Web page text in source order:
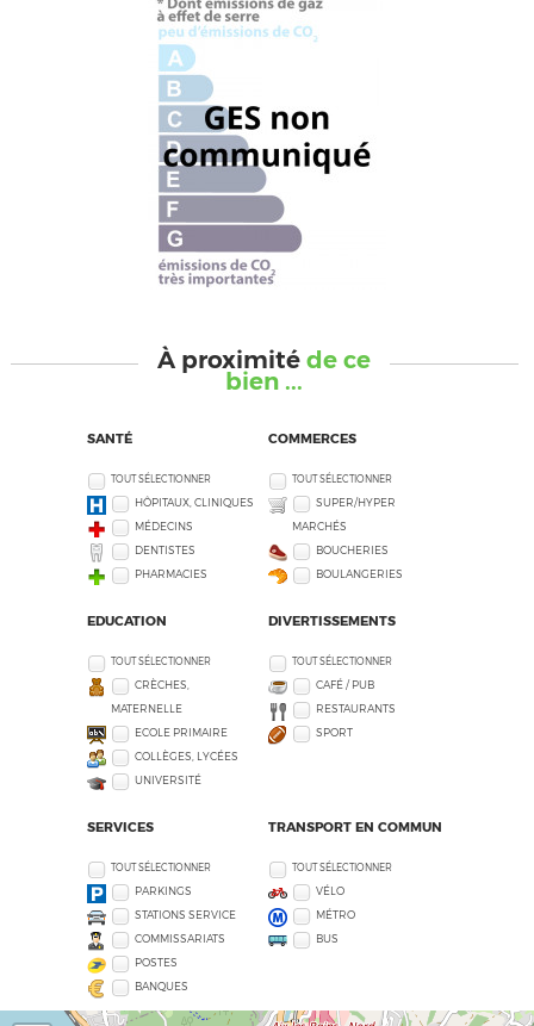
À proximitéde ce
bien ...
SANTÉ
TOUT SÉLECTIONNER
HÔPITAUX, CLINIQUES
MÉDECINS
DENTISTES
PHARMACIES
COMMERCES
TOUT SÉLECTIONNER
SUPER/HYPER
MARCHÉS
BOUCHERIES
BOULANGERIES
EDUCATION
TOUT SÉLECTIONNER
CRÈCHES,
MATERNELLE
ECOLE PRIMAIRE
COLLÈGES, LYCÉES
UNIVERSITÉ
DIVERTISSEMENTS
TOUT SÉLECTIONNER
CAFÉ / PUB
RESTAURANTS
SPORT
SERVICES
TOUT SÉLECTIONNER
PARKINGS
STATIONS SERVICE
COMMISSARIATS
POSTES
BANQUES
TRANSPORT EN COMMUN
TOUT SÉLECTIONNER
VÉLO
MÉTRO
BUS